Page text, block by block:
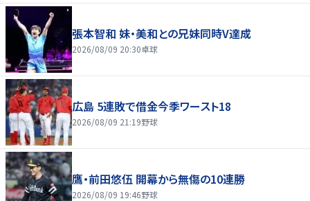
張本智和 妹・美和との兄妹同時V達成
2026/08/09 20:30卓球
広島 5連敗で借金今季ワースト18
2026/08/09 21:19野球
鷹・前田悠伍 開幕から無傷の10連勝
2026/08/09 19:46野球